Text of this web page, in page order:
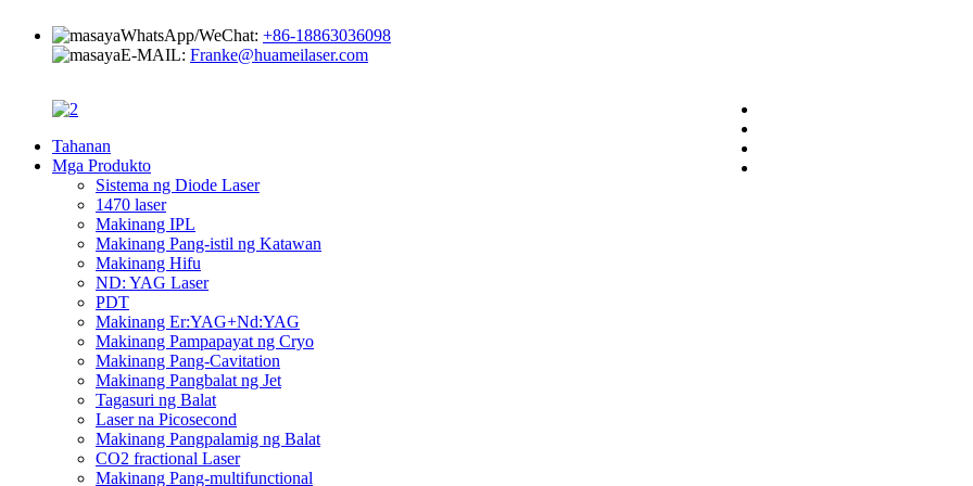
WhatsApp/WeChat: +86-18863036098
E-MAIL: Franke@huameilaser.com
Tahanan
Mga Produkto
Sistema ng Diode Laser
1470 laser
Makinang IPL
Makinang Pang-istil ng Katawan
Makinang Hifu
ND: YAG Laser
PDT
Makinang Er:YAG+Nd:YAG
Makinang Pampapayat ng Cryo
Makinang Pang-Cavitation
Makinang Pangbalat ng Jet
Tagasuri ng Balat
Laser na Picosecond
Makinang Pangpalamig ng Balat
CO2 fractional Laser
Makinang Pang-multifunctional